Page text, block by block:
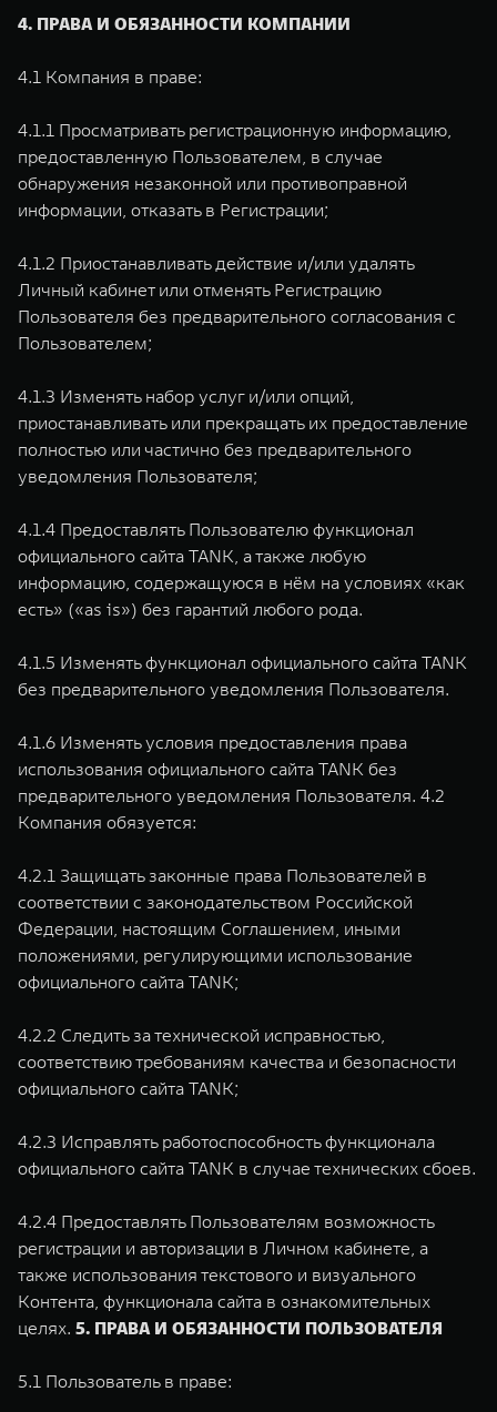
4. ПРАВА И ОБЯЗАННОСТИ КОМПАНИИ
4.1 Компания в праве:
4.1.1 Просматривать регистрационную информацию,
предоставленную Пользователем, в случае
обнаружения незаконной или противоправной
информации, отказать в Регистрации;
4.1.2 Приостанавливать действие и/или удалять
Личный кабинет или отменять Регистрацию
Пользователя без предварительного согласования с
Пользователем;
4.1.3 Изменять набор услуг и/или опций,
приостанавливать или прекращать их предоставление
полностью или частично без предварительного
уведомления Пользователя;
4.1.4 Предоставлять Пользователю функционал
официального сайта TANK, а также любую
информацию, содержащуюся в нём на условиях «как
есть» («as is») без гарантий любого рода.
4.1.5 Изменять функционал официального сайта TANK
без предварительного уведомления Пользователя.
4.1.6 Изменять условия предоставления права
использования официального сайта TANK без
предварительного уведомления Пользователя. 4.2
Компания обязуется:
4.2.1 Защищать законные права Пользователей в
соответствии с законодательством Российской
Федерации, настоящим Соглашением, иными
положениями, регулирующими использование
официального сайта TANK;
4.2.2 Следить за технической исправностью,
соответствию требованиям качества и безопасности
официального сайта TANK;
4.2.3 Исправлять работоспособность функционала
официального сайта TANK в случае технических сбоев.
4.2.4 Предоставлять Пользователям возможность
регистрации и авторизации в Личном кабинете, а
также использования текстового и визуального
Контента, функционала сайта в ознакомительных
целях. 5. ПРАВА И ОБЯЗАННОСТИ ПОЛЬЗОВАТЕЛЯ
5.1 Пользователь в праве: